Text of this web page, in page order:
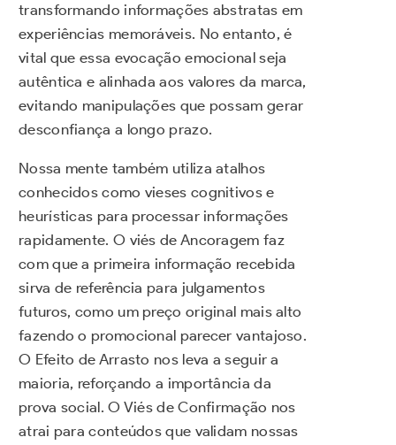
transformando informações abstratas em
experiências memoráveis. No entanto, é
vital que essa evocação emocional seja
autêntica e alinhada aos valores da marca,
evitando manipulações que possam gerar
desconfiança a longo prazo.
Nossa mente também utiliza atalhos
conhecidos como vieses cognitivos e
heurísticas para processar informações
rapidamente. O viés de Ancoragem faz
com que a primeira informação recebida
sirva de referência para julgamentos
futuros, como um preço original mais alto
fazendo o promocional parecer vantajoso.
O Efeito de Arrasto nos leva a seguir a
maioria, reforçando a importância da
prova social. O Viés de Confirmação nos
atrai para conteúdos que validam nossas